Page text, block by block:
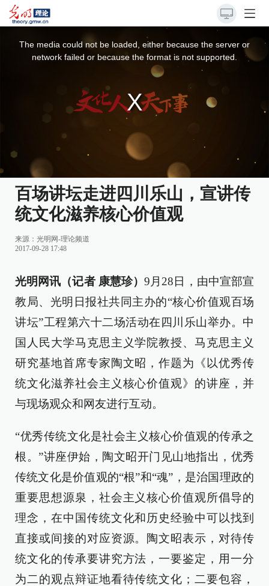
The media could not be loaded, either because the server or
network failed or because the format is not supported.
百场讲坛走进四川乐山，宣讲传
统文化滋养核心价值观
来源： 光明网-理论频道
2017-09-28 17:48
光明网讯（记者 康慧珍）9月28日，由中宣部宣
教局、光明日报社共同主办的“核心价值观百场
讲坛”工程第六十二场活动在四川乐山举办。中
国人民大学马克思主义学院教授、马克思主义
研究基地首席专家陶文昭，作题为《以优秀传
统文化滋养社会主义核心价值观》的讲座，并
与现场观众和网友进行互动。
“优秀传统文化是社会主义核心价值观的传承之
根。”讲座伊始，陶文昭开门见山地指出，优秀
传统文化是价值观的“根”和“魂”，是治国理政的
重要思想源泉，社会主义核心价值观所倡导的
理念，在中国传统文化和历史经验中可以找到
直接或间接的对应资源。陶文昭表示，对待传
统文化的传承要讲究方法，一要鉴定，用一分
为二的观点辩证地看待传统文化；二要包容，